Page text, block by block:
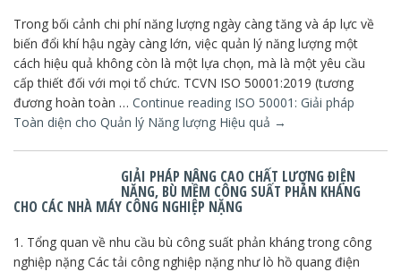
Trong bối cảnh chi phí năng lượng ngày càng tăng và áp lực về
biến đổi khí hậu ngày càng lớn, việc quản lý năng lượng một
cách hiệu quả không còn là một lựa chọn, mà là một yêu cầu
cấp thiết đối với mọi tổ chức. TCVN ISO 50001:2019 (tương
đương hoàn toàn … Continue reading ISO 50001: Giải pháp
Toàn diện cho Quản lý Năng lượng Hiệu quả →
GIẢI PHÁP NÂNG CAO CHẤT LƯỢNG ĐIỆN
NĂNG, BÙ MỀM CÔNG SUẤT PHẢN KHÁNG
CHO CÁC NHÀ MÁY CÔNG NGHIỆP NẶNG
1. Tổng quan về nhu cầu bù công suất phản kháng trong công
nghiệp nặng Các tải công nghiệp nặng như lò hồ quang điện